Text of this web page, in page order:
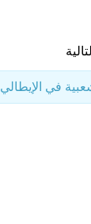
في الإيطالي